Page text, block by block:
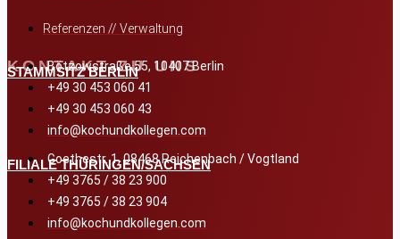
Referenzen // Verwaltung
KONTAKT ZU UNS
STAMMSITZ BERLIN
Bötzowstraße 55, 10407 Berlin
+49 30 453 060 41
+49 30 453 060 43
info@kochundkollegen.com
FILIALE THÜRINGEN/SACHSEN
Goethestr. 1, 08468 Reichenbach / Vogtland
+49 3765 / 38 23 900
+49 3765 / 38 23 904
info@kochundkollegen.com